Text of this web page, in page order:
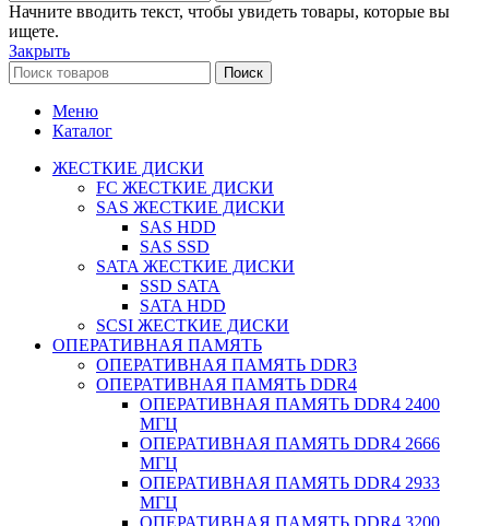
Начните вводить текст, чтобы увидеть товары, которые вы
ищете.
Закрыть
Поиск
Меню
Каталог
ЖЕСТКИЕ ДИСКИ
FC ЖЕСТКИЕ ДИСКИ
SAS ЖЕСТКИЕ ДИСКИ
SAS HDD
SAS SSD
SATA ЖЕСТКИЕ ДИСКИ
SSD SATA
SATA HDD
SCSI ЖЕСТКИЕ ДИСКИ
ОПЕРАТИВНАЯ ПАМЯТЬ
ОПЕРАТИВНАЯ ПАМЯТЬ DDR3
ОПЕРАТИВНАЯ ПАМЯТЬ DDR4
ОПЕРАТИВНАЯ ПАМЯТЬ DDR4 2400
МГЦ
ОПЕРАТИВНАЯ ПАМЯТЬ DDR4 2666
МГЦ
ОПЕРАТИВНАЯ ПАМЯТЬ DDR4 2933
МГЦ
ОПЕРАТИВНАЯ ПАМЯТЬ DDR4 3200